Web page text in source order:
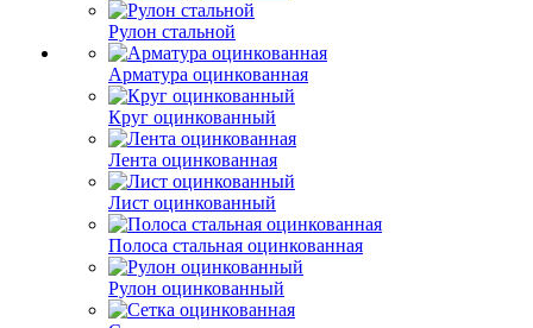
Рулон стальной
Арматура оцинкованная
Круг оцинкованный
Лента оцинкованная
Лист оцинкованный
Полоса стальная оцинкованная
Рулон оцинкованный